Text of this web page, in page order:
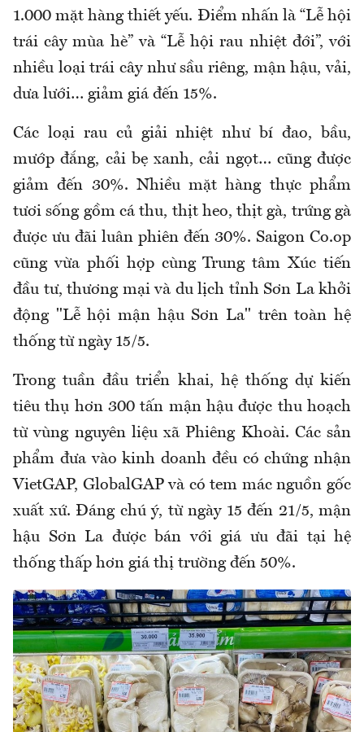
1.000 mặt hàng thiết yếu. Điểm nhấn là “Lễ hội
trái cây mùa hè” và “Lễ hội rau nhiệt đới”, với
nhiều loại trái cây như sầu riêng, mận hậu, vải,
dưa lưới… giảm giá đến 15%.
Các loại rau củ giải nhiệt như bí đao, bầu,
mướp đắng, cải bẹ xanh, cải ngọt… cũng được
giảm đến 30%. Nhiều mặt hàng thực phẩm
tươi sống gồm cá thu, thịt heo, thịt gà, trứng gà
được ưu đãi luân phiên đến 30%. Saigon Co.op
cũng vừa phối hợp cùng Trung tâm Xúc tiến
đầu tư, thương mại và du lịch tỉnh Sơn La khởi
động "Lễ hội mận hậu Sơn La" trên toàn hệ
thống từ ngày 15/5.
Trong tuần đầu triển khai, hệ thống dự kiến
tiêu thụ hơn 300 tấn mận hậu được thu hoạch
từ vùng nguyên liệu xã Phiêng Khoài. Các sản
phẩm đưa vào kinh doanh đều có chứng nhận
VietGAP, GlobalGAP và có tem mác nguồn gốc
xuất xứ. Đáng chú ý, từ ngày 15 đến 21/5, mận
hậu Sơn La được bán với giá ưu đãi tại hệ
thống thấp hơn giá thị trường đến 50%.